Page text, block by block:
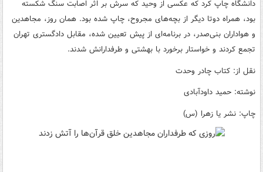
دانشگاه چاپ کرد که عکسی از وحید که سرش بر اثر اصابت سنگ شکسته
بود، همراه دوتا دیگر از بچه‌های مجروح، چاپ شده بود. همان روز، مجاهدین
و هواداران بنی‌صدر، در برنامه‌ای از پیش تعیین شده، مقابل دادگستری تهران
تجمع کردند و خواستار برخورد با بهشتی و طرفدارانش شدند.
نقل از: کتاب چادر وحدت
نوشته: حمید داودآبادی
چاپ: نشر یا زهرا (س)